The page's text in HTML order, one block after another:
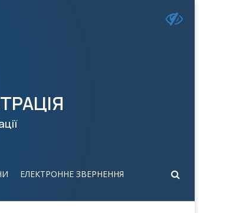
ЕЛЕКТРОННЕ ЗВЕРНЕННЯ